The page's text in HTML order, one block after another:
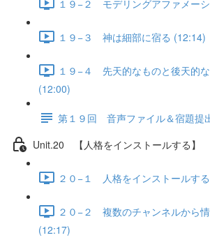
１９−２ モデリングアファメー
１９−３ 神は細部に宿る (12:14)
１９−４ 先天的なものと後天的
(12:00)
第１９回 音声ファイル＆宿題提
Unit.20 【人格をインストールする】
２０−１ 人格をインストールす
２０−２ 複数のチャンネルから
(12:17)